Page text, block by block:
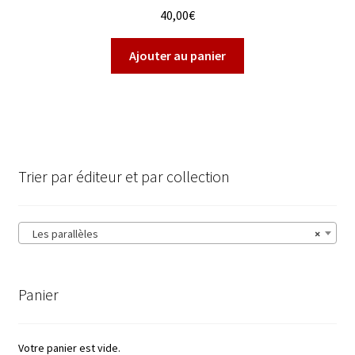
40,00€
Ajouter au panier
Trier par éditeur et par collection
×
Les parallèles
Panier
Votre panier est vide.